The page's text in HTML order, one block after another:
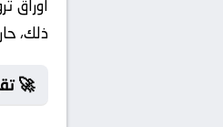
أوراق
ذلك،
🚀